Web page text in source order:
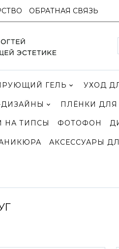
ОБРАТНАЯ СВЯЗЬ
ГЕЛЬ УХОД
ПЛЁНКИ ДЛЯ
НА ТИПСЫ ФОТОФОН
АКСЕССУАРЫ